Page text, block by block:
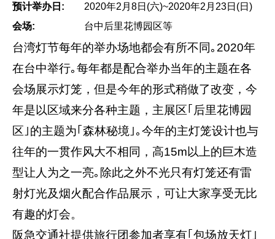
预计举办日:
2020年2月8日(六)~2020年2月23日(日)
会场:
台中后里花博园区等
台湾灯节每年的举办场地都会有所不同｡2020年
在台中举行｡每年都是配合举办当年的主题在各
会场展示灯笼，但是今年的形式稍做了改变，今
年是以区域来分各种主题，主展区｢后里花博园
区｣的主题为｢森林秘境｣｡今年的主灯笼设计也与
往年的一贯作风大不相同，高15m以上的巨木造
型让人为之一亮｡除此之外不光只有灯笼还有雷
射灯光及烟火配合作品展示，可让大家享受无比
有趣的灯会。
阪急交通社提供旅行团参加者享有｢包场放天灯｣